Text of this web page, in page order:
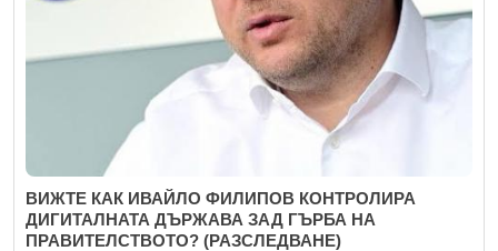
ВИЖТЕ КАК ИВАЙЛО ФИЛИПОВ КОНТРОЛИРА
ДИГИТАЛНАТА ДЪРЖАВА ЗАД ГЪРБА НА
ПРАВИТЕЛСТВОТО? (РАЗСЛЕДВАНЕ)